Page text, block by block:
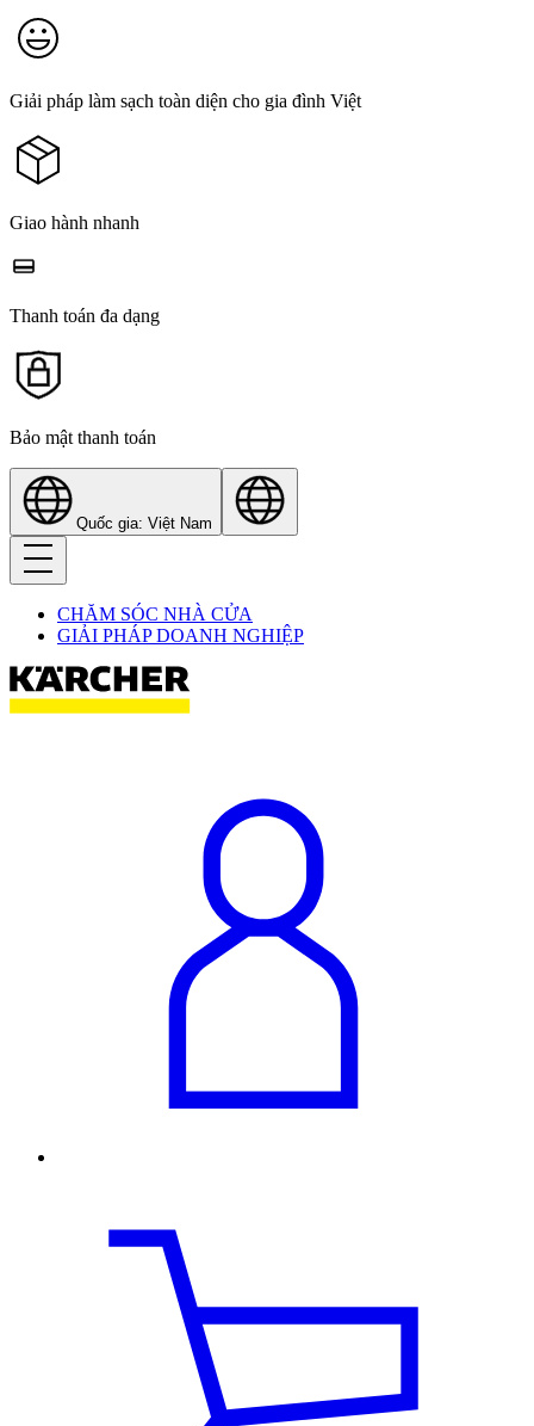
Giải pháp làm sạch toàn diện cho gia đình Việt
Giao hành nhanh
Thanh toán đa dạng
Bảo mật thanh toán
Quốc gia: Việt Nam
CHĂM SÓC NHÀ CỬA
GIẢI PHÁP DOANH NGHIỆP